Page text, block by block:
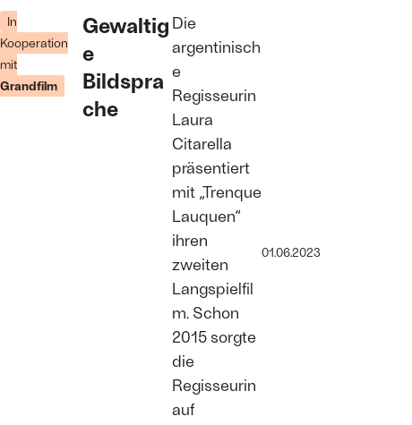
In
Kooperation
mit
Grandfilm
Gewaltig
e
Bildspra
che
Die
argentinisch
e
Regisseurin
Laura
Citarella
präsentiert
mit „Trenque
Lauquen“
ihren
zweiten
Langspielfil
m. Schon
2015 sorgte
die
Regisseurin
auf
01.06.2023
„Trenque
Lauquen“
Foto:
Grandfilm